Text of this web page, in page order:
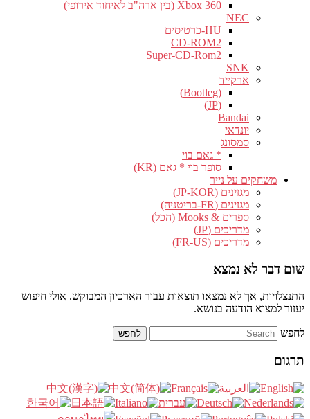
Xbox 360 (בין ארה"ב לאיחוד אירופי)
NEC
HU-כרטיסים
CD-ROM2
Super-CD-Rom2
SNK
ארקייד
(Bootleg)
(JP)
Bandai
יונדאי
סמסונג
* גאם בוי
סופר בוי * גאם (KR)
משחקים על נייר
מגזינים (JP-KOR)
מגזינים (FR-בריטניה)
ספרים & Mooks (הכל)
מדריכים (JP)
מדריכים (FR-US)
שום דבר לא נמצא
התנצלויות, אך לא נמצאו תוצאות עבור הארכיון המבוקש. אולי חיפוש
יעזור למצוא הודעה בנושא.
לחפש
תרגום